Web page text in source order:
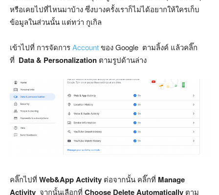
หรือเคยไปที่ไหนมาบ้าง ซึ่งบางครั้งเราก็ไม่ได้อยากให้ใครเก็บ
ข้อมูลในส่วนนั้น แต่ทว่า กูเกิล
เข้าไปที่ การจัดการAccountของ Google ตามลิ้งค์ แล้วคลิ๊ก
ที่ Data & Personalization ตามรูปด้านล่าง
คลิ๊กไปที่ Web&App Activity ต่อจากนั้น คลิ๊กที่ Manage
Activity จากนั้นเลือกที่ Choose Delete Automatically ตาม